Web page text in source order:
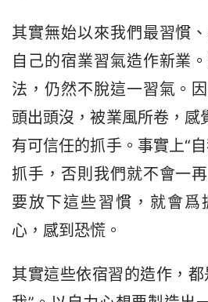
其實無始以來我們最習慣
自己的宿業習氣造作新業
法，仍然不脫這一習氣。
頭出頭沒，被業風所卷，感
有可信任的抓手。事實上“
抓手，否則我們就不會一
要放下這些習慣，就會爲
心，感到恐慌。
其實這些依宿習的造作，都